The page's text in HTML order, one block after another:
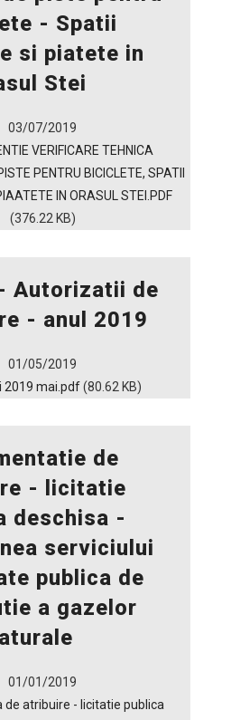
- Spatii
si piatete in
Stei
03/07/2019
VERIFICARE TEHNICA
PENTRU BICICLETE, SPATII
IN ORASUL STEI.PDF
(376.22 KB)
Autorizatii de
- anul 2019
01/05/2019
2019 mai.pdf (80.62 KB)
de
- licitatie
deschisa -
serviciului
publica de
a gazelor
01/01/2019
de atribuire - licitatie publica